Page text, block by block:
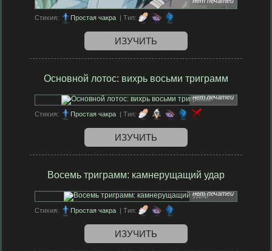
Стихия: Простая чакра | Тип:
ИЗУЧИТЬ
Основной лотос: вихрь восьми триграмм
нет печатей
Стихия: Простая чакра | Тип:
ИЗУЧИТЬ
Восемь триграмм: камнерущащий удар
нет печатей
Стихия: Простая чакра | Тип:
ИЗУЧИТЬ